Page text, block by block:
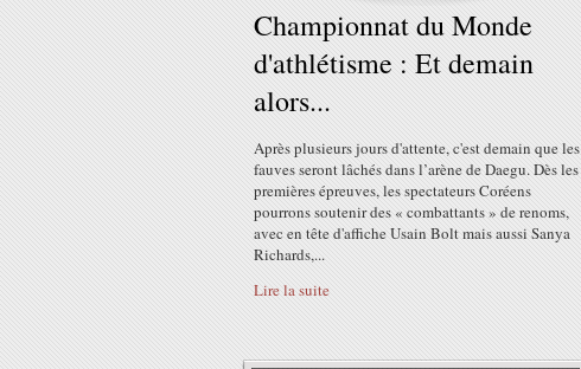
Championnat du Monde
d'athlétisme : Et demain
alors...
Après plusieurs jours d'attente, c'est demain que les
fauves seront lâchés dans l’arène de Daegu. Dès les
premières épreuves, les spectateurs Coréens
pourrons soutenir des « combattants » de renoms,
avec en tête d'affiche Usain Bolt mais aussi Sanya
Richards,...
Lire la suite